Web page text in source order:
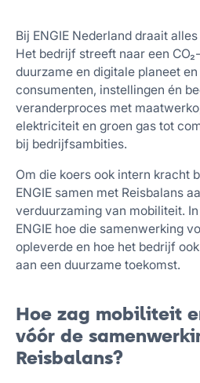
Bij ENGIE Nederland draait
Het bedrijf streeft naar een
duurzame en digitale planeet
consumenten, instellingen én
veranderproces met
elektriciteit en groen gas tot
bij bedrijfsambities.
Om die koers ook intern kracht
ENGIE samen met Reisbalans
verduurzaming van mobiliteit.
ENGIE hoe die samenwerking
opleverde en hoe het bedrijf
aan een duurzame toekomst.
Hoe zag mobiliteit
vóór de
Reisbalans?